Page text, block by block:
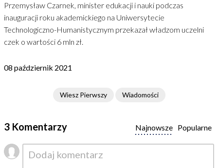
Przemysław Czarnek, minister edukacji i nauki podczas
inauguracji roku akademickiego na Uniwersytecie
Technologiczno-Humanistycznym przekazał władzom uczelni
czek o wartości 6 mln zł.
08 październik 2021
Wiesz Pierwszy Wiadomości
3 Komentarzy Popularne
Najnowsze